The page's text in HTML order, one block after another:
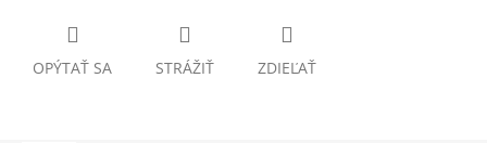
OPÝTAŤ SA STRÁŽIŤ ZDIEĽAŤ